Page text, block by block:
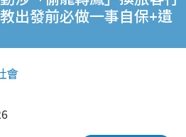
出發前必做一事自保+遺
會